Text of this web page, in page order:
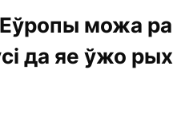
можа
да яе ўжо